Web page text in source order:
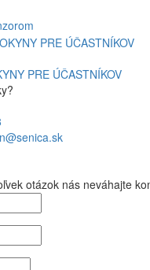
PRE ÚČASTNÍKOV
otázok nás neváhajte